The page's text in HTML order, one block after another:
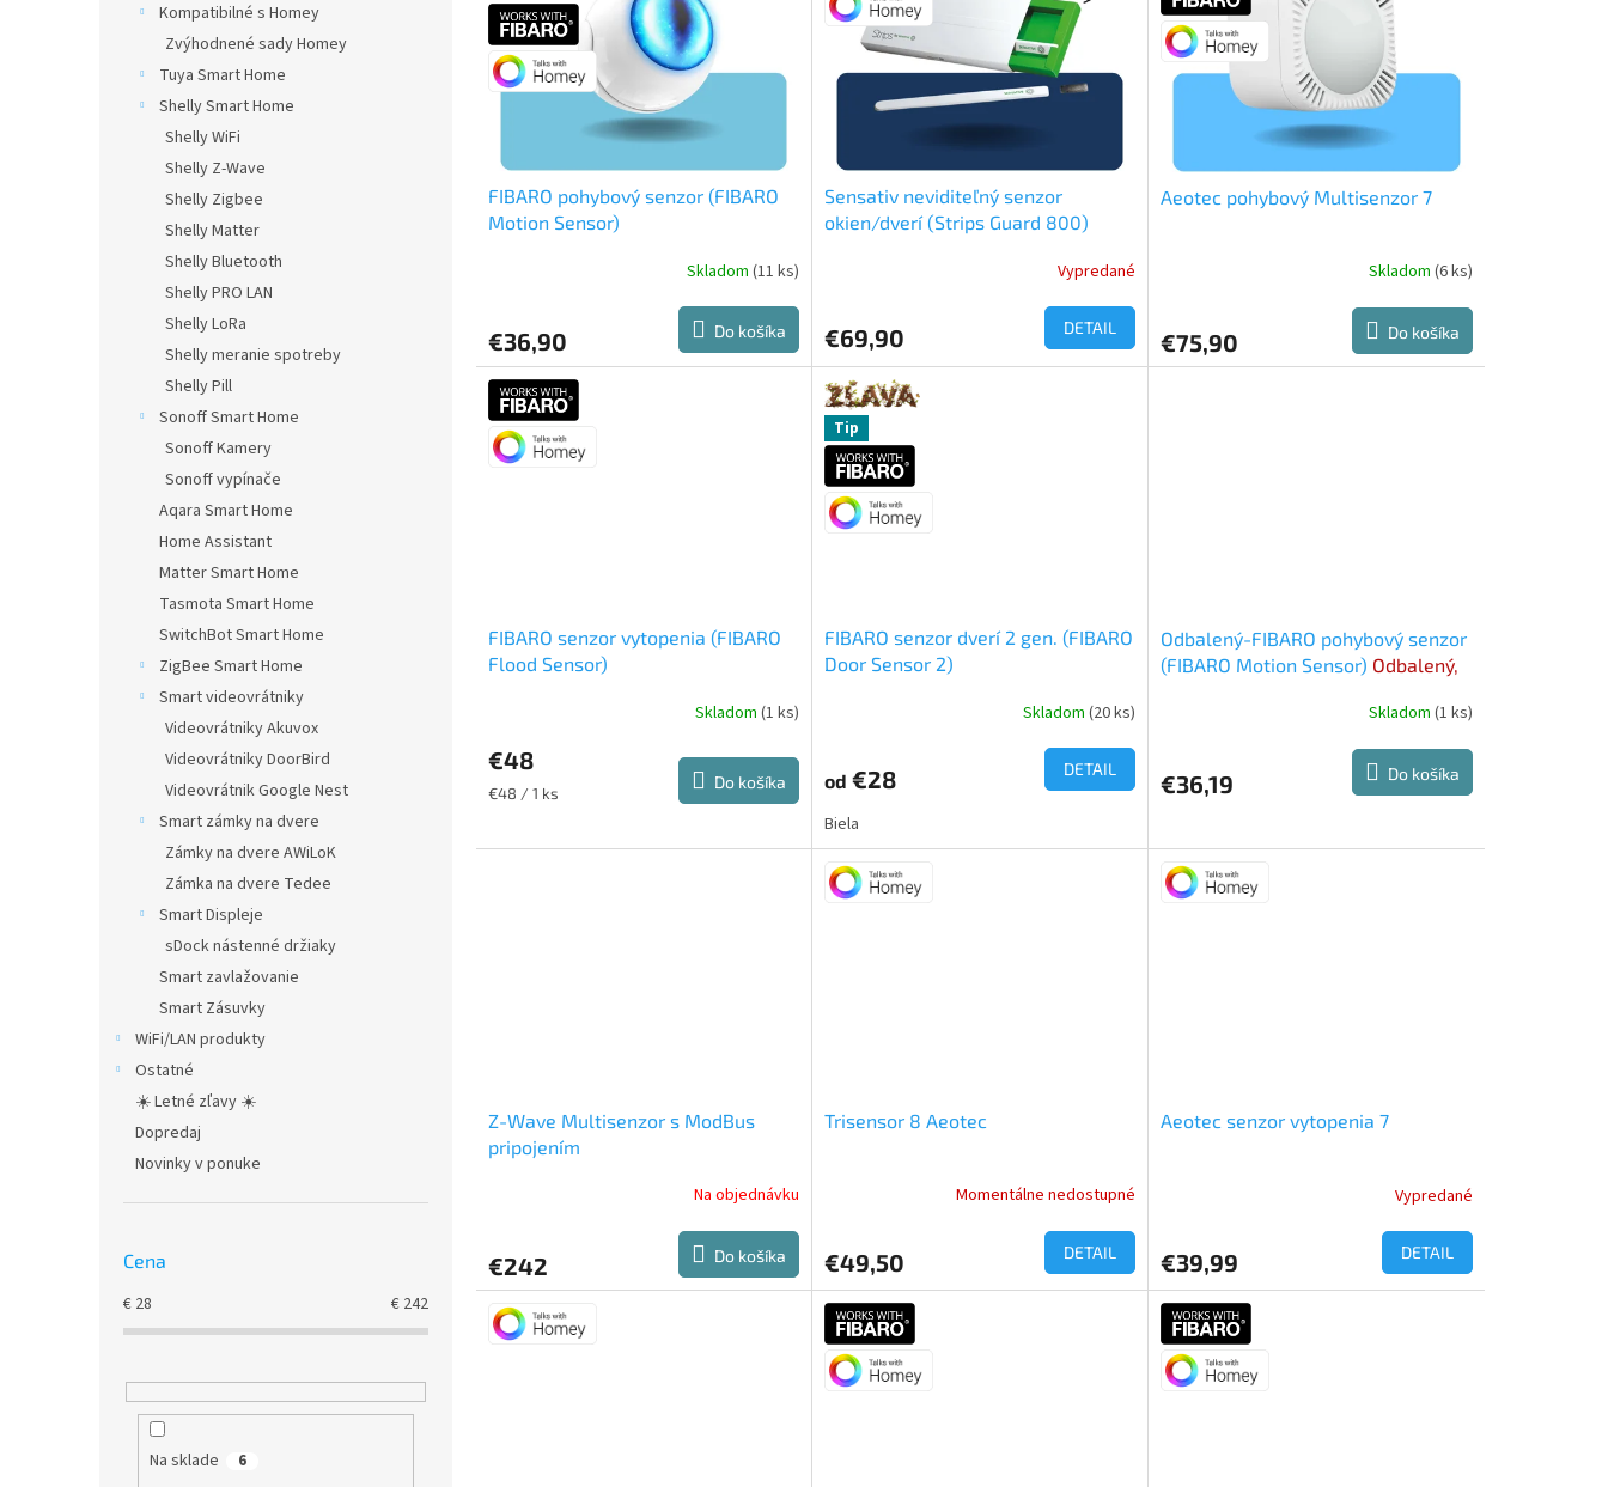
Kompatibilné s Homey
Zvýhodnené sady Homey
Tuya Smart Home
Shelly Smart Home
Shelly WiFi
Shelly Z-Wave
Shelly Zigbee
Shelly Matter
Shelly Bluetooth
Shelly PRO LAN
Shelly LoRa
Shelly meranie spotreby
Shelly Pill
Sonoff Smart Home
Sonoff Kamery
Sonoff vypínače
Aqara Smart Home
Home Assistant
Matter Smart Home
Tasmota Smart Home
SwitchBot Smart Home
ZigBee Smart Home
Smart videovrátniky
Videovrátniky Akuvox
Videovrátniky DoorBird
Videovrátnik Google Nest
Smart zámky na dvere
Zámky na dvere AWiLoK
Zámka na dvere Tedee
Smart Displeje
sDock nástenné držiaky
Smart zavlažovanie
Smart Zásuvky
WiFi/LAN produkty
Ostatné
☀️ Letné zľavy ☀️
Dopredaj
Novinky v ponuke
Cena
€ 28 € 242
Na sklade 6
FIBARO pohybový senzor (FIBARO
Motion Sensor)
je
4,3
z
hviezdičiek.
Skladom (11 ks)
€36,90 Do košíka
Sensativ neviditeľný senzor
okien/dverí (Strips Guard 800)
je
4,5
z
5
hviezdičiek.
Vypredané
€69,90 DETAIL
Aeotec pohybový Multisenzor 7
je
4,3
Skladom (6 ks)
€75,90 Do košíka
FIBARO senzor vytopenia (FIBARO
Flood Sensor)
produktu
je
5,0
5
Skladom (1 ks)
€48
Jednotková
€48 / 1 ks
Do košíka
Tip
FIBARO senzor dverí 2 gen. (FIBARO
Door Sensor 2)
je
z
5
hviezdičiek.
Skladom (20 ks)
od €28 DETAIL
Biela
Odbalený-FIBARO pohybový senzor
(FIBARO Motion Sensor) Odbalený,
Skladom (1 ks)
€36,19 Do košíka
Z-Wave Multisenzor s ModBus
pripojením
Na objednávku
€242 Do košíka
Trisensor 8 Aeotec
Momentálne nedostupné
€49,50 DETAIL
Aeotec senzor vytopenia 7
Vypredané
€39,99 DETAIL